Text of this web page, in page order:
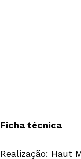
Ficha técnica
Realização: Haut